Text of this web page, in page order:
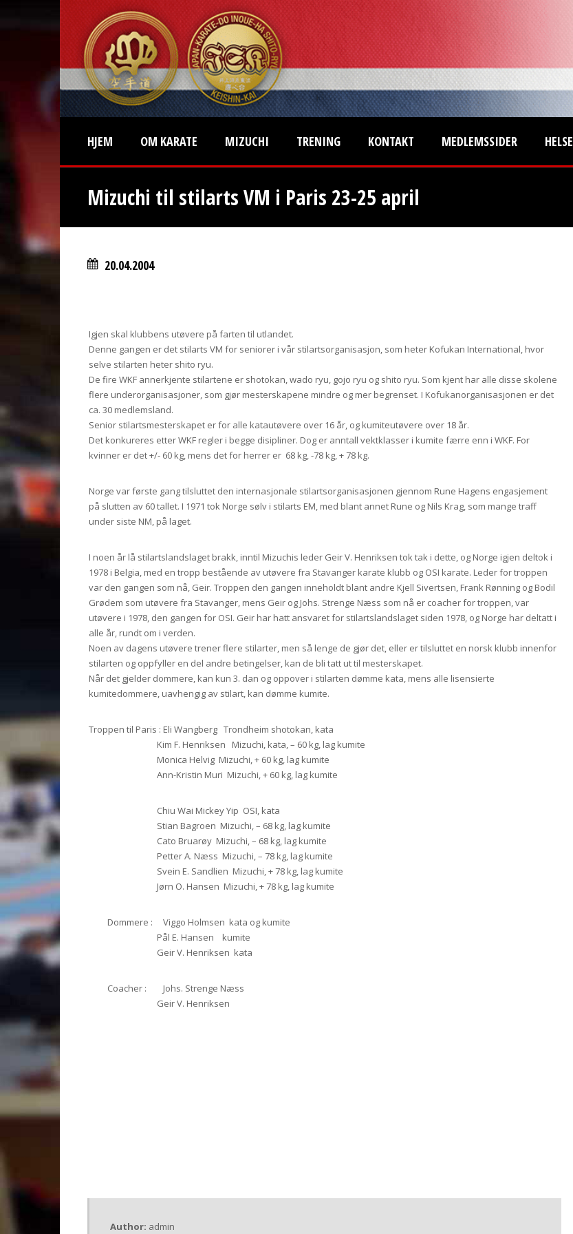
HJEM OM KARATE MIZUCHI TRENING KONTAKT MEDLEMSSIDER HELSE
Mizuchi til stilarts VM i Paris 23-25 april
20.04.2004
Igjen skal klubbens utøvere på farten til utlandet.
Denne gangen er det stilarts VM for seniorer i vår stilartsorganisasjon, som heter Kofukan International, hvor
selve stilarten heter shito ryu.
De fire WKF annerkjente stilartene er shotokan, wado ryu, gojo ryu og shito ryu. Som kjent har alle disse skolene
flere underorganisasjoner, som gjør mesterskapene mindre og mer begrenset. I Kofukanorganisasjonen er det
ca. 30 medlemsland.
Senior stilartsmesterskapet er for alle katautøvere over 16 år, og kumiteutøvere over 18 år.
Det konkureres etter WKF regler i begge disipliner. Dog er anntall vektklasser i kumite færre enn i WKF. For
kvinner er det +/- 60 kg, mens det for herrer er  68 kg, -78 kg, + 78 kg.
Norge var første gang tilsluttet den internasjonale stilartsorganisasjonen gjennom Rune Hagens engasjement
på slutten av 60 tallet. I 1971 tok Norge sølv i stilarts EM, med blant annet Rune og Nils Krag, som mange traff
under siste NM, på laget.
I noen år lå stilartslandslaget brakk, inntil Mizuchis leder Geir V. Henriksen tok tak i dette, og Norge igjen deltok i
1978 i Belgia, med en tropp bestående av utøvere fra Stavanger karate klubb og OSI karate. Leder for troppen
var den gangen som nå, Geir. Troppen den gangen inneholdt blant andre Kjell Sivertsen, Frank Rønning og Bodil
Grødem som utøvere fra Stavanger, mens Geir og Johs. Strenge Næss som nå er coacher for troppen, var
utøvere i 1978, den gangen for OSI. Geir har hatt ansvaret for stilartslandslaget siden 1978, og Norge har deltatt i
alle år, rundt om i verden.
Noen av dagens utøvere trener flere stilarter, men så lenge de gjør det, eller er tilsluttet en norsk klubb innenfor
stilarten og oppfyller en del andre betingelser, kan de bli tatt ut til mesterskapet.
Når det gjelder dommere, kan kun 3. dan og oppover i stilarten dømme kata, mens alle lisensierte
kumitedommere, uavhengig av stilart, kan dømme kumite.
Troppen til Paris : Eli Wangberg Trondheim shotokan, kata
Kim F. Henriksen Mizuchi, kata, – 60 kg, lag kumite
Monica Helvig Mizuchi, + 60 kg, lag kumite
Ann-Kristin Muri Mizuchi, + 60 kg, lag kumite
Chiu Wai Mickey Yip OSI, kata
Stian Bagroen Mizuchi, – 68 kg, lag kumite
Cato Bruarøy Mizuchi, – 68 kg, lag kumite
Petter A. Næss Mizuchi, – 78 kg, lag kumite
Svein E. Sandlien Mizuchi, + 78 kg, lag kumite
Jørn O. Hansen Mizuchi, + 78 kg, lag kumite
Dommere : Viggo Holmsen kata og kumite
Pål E. Hansen kumite
Geir V. Henriksen kata
Coacher : Johs. Strenge Næss
Geir V. Henriksen
Author: admin